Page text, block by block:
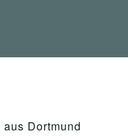
aus Dortmund